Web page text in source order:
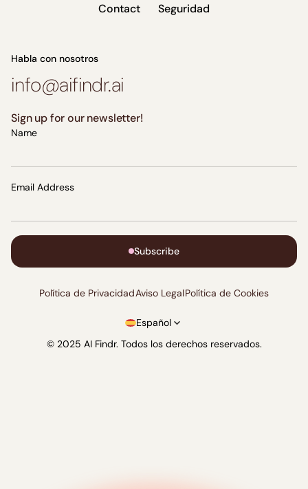
Contact
Seguridad
Habla con nosotros
info@aifindr.ai
Sign up for our newsletter!
Name
Email Address
Subscribe
© 2025 AI Findr. Todos los derechos reservados.
Política de PrivacidadAviso LegalPolítica de Cookies
Español